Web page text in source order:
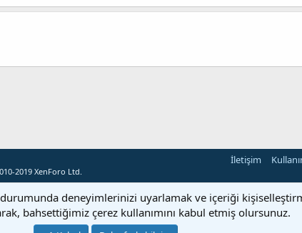
İletişim
2019 XenForo Ltd.
durumunda deneyimlerinizi uyarlamak ve içeriği
bahsettiğimiz çerez kullanımını kabul etmiş olursunuz.